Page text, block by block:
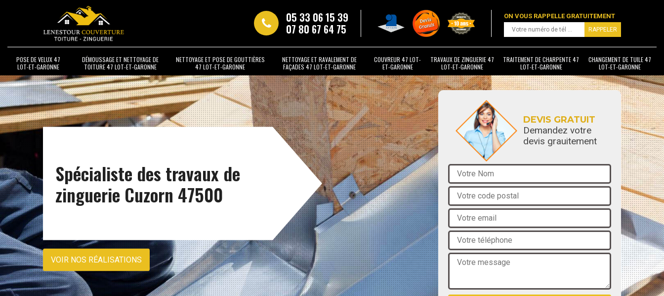
05 33 06 15 39
07 80 67 64 75
ON VOUS RAPPELLE GRATUITEMENT
POSE DE VELUX 47
LOT-ET-GARONNE
DÉMOUSSAGE ET NETTOYAGE DE
TOITURE 47 LOT-ET-GARONNE
NETTOYAGE ET POSE DE GOUTTIÈRES
47 LOT-ET-GARONNE
NETTOYAGE ET RAVALEMENT DE
FAÇADES 47 LOT-ET-GARONNE
COUVREUR 47 LOT-
ET-GARONNE
TRAVAUX DE ZINGUERIE 47
LOT-ET-GARONNE
TRAITEMENT DE CHARPENTE 47
LOT-ET-GARONNE
CHANGEMENT DE TUILE 47
LOT-ET-GARONNE
Spécialiste des travaux de
zinguerie Cuzorn 47500
VOIR NOS RÉALISATIONS
DEVIS GRATUIT
Demandez votre
devis grauitement